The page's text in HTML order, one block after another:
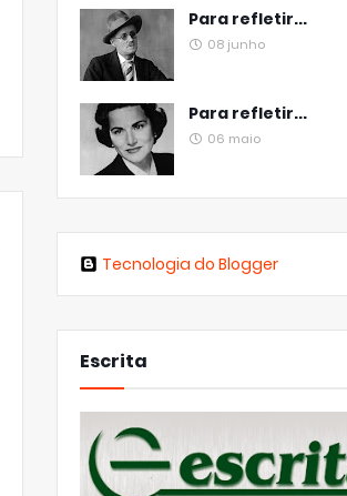
Para refletir...
08 junho
Para refletir...
06 maio
Tecnologia do Blogger
Escrita